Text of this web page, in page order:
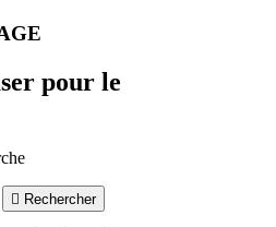
pour le
 Rechercher